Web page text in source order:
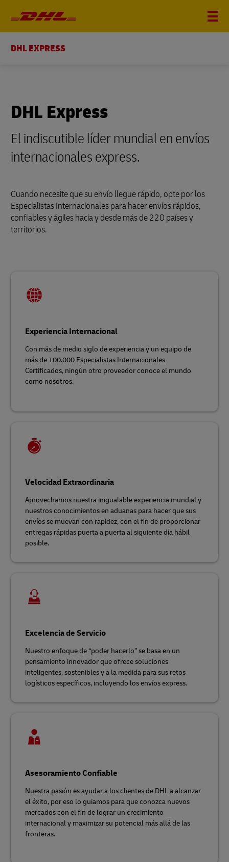
DHL EXPRESS
DHL Express
El indiscutible líder mundial en envíos
internacionales express.
Cuando necesite que su envío llegue rápido, opte por los
Especialistas Internacionales para hacer envíos rápidos,
confiables y ágiles hacia y desde más de 220 países y
territorios.
Experiencia Internacional
Con más de medio siglo de experiencia y un equipo de
más de 100.000 Especialistas Internacionales
Certificados, ningún otro proveedor conoce el mundo
como nosotros.
Velocidad Extraordinaria
Aprovechamos nuestra inigualable experiencia mundial y
nuestros conocimientos en aduanas para hacer que sus
envíos se muevan con rapidez, con el fin de proporcionar
entregas rápidas puerta a puerta al siguiente día hábil
posible.
Excelencia de Servicio
Nuestro enfoque de “poder hacerlo” se basa en un
pensamiento innovador que ofrece soluciones
inteligentes, sostenibles y a la medida para sus retos
logísticos específicos, incluyendo los envíos express.
Asesoramiento Confiable
Nuestra pasión es ayudar a los clientes de DHL a alcanzar
el éxito, por eso lo guiamos para que conozca nuevos
mercados con el fin de lograr un crecimiento
internacional y maximizar su potencial más allá de las
fronteras.